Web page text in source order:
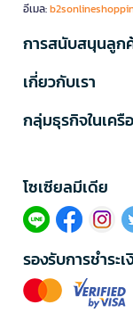
อีเมล:
การสนับสนุนลูก
เกี่ยวกับเรา
กลุ่มธุรกิจในเครือ
โซเซียลมีเดีย​
รองรับการชำระเ